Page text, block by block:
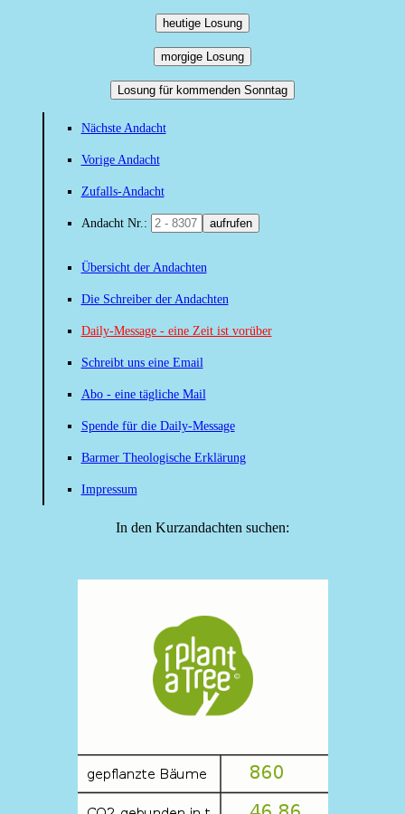
heutige Losung
morgige Losung
Losung für kommenden Sonntag
Nächste Andacht
Vorige Andacht
Zufalls-Andacht
Andacht Nr.: aufrufen
Übersicht der Andachten
Die Schreiber der Andachten
Daily-Message - eine Zeit ist vorüber
Schreibt uns eine Email
Abo - eine tägliche Mail
Spende für die Daily-Message
Barmer Theologische Erklärung
Impressum
In den Kurzandachten suchen: